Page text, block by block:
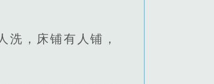
洗，床铺有人铺，